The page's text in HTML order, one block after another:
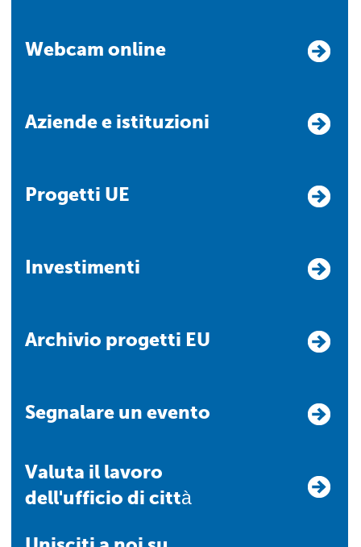
Webcam online
Aziende e istituzioni
Progetti UE
Investimenti
Archivio progetti EU
Segnalare un evento
Valuta il lavoro
dell'ufficio di città